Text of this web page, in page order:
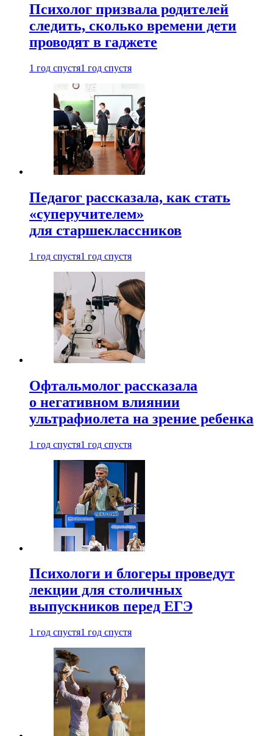
Психолог призвала родителей
следить, сколько времени дети
проводят в гаджете
1 год спустя1 год спустя
Педагог рассказала, как стать
«суперучителем»
для старшеклассников
1 год спустя1 год спустя
Офтальмолог рассказала
о негативном влиянии
ультрафиолета на зрение ребенка
1 год спустя1 год спустя
Психологи и блогеры проведут
лекции для столичных
выпускников перед ЕГЭ
1 год спустя1 год спустя